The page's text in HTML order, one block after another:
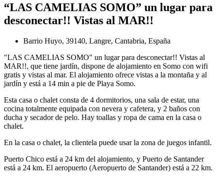
“LAS CAMELIAS SOMO” un lugar para
desconectar!! Vistas al MAR!!
Barrio Huyo, 39140, Langre, Cantabria, España
"LAS CAMELIAS SOMO" un lugar para desconectar!! Vistas al
MAR!!, que tiene jardín, dispone de alojamiento en Somo con wifi
gratis y vistas al mar. El alojamiento ofrece vistas a la montaña y al
jardín y está a 14 min a pie de Playa Somo.
Esta casa o chalet consta de 4 dormitorios, una sala de estar, una
cocina totalmente equipada con nevera y cafetera, y 2 baños con
ducha y secador de pelo. Hay toallas y ropa de cama en la casa o
chalet.
En la casa o chalet, la clientela puede usar la zona de juegos infantil.
Puerto Chico está a 24 km del alojamiento, y Puerto de Santander
está a 24 km. El aeropuerto (Aeropuerto de Santander) está a 22 km.